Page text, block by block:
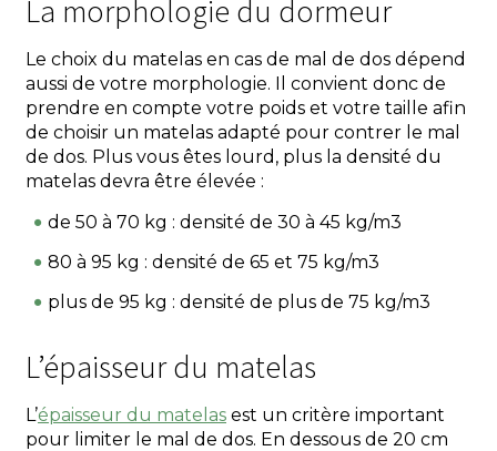
La morphologie du dormeur
Le choix du matelas en cas de mal de dos dépend
aussi de votre morphologie. Il convient donc de
prendre en compte votre poids et votre taille afin
de choisir un matelas adapté pour contrer le mal
de dos. Plus vous êtes lourd, plus la densité du
matelas devra être élevée :
de 50 à 70 kg : densité de 30 à 45 kg/m3
80 à 95 kg : densité de 65 et 75 kg/m3
plus de 95 kg : densité de plus de 75 kg/m3
L’épaisseur du matelas
L’épaisseur du matelas est un critère important
pour limiter le mal de dos. En dessous de 20 cm